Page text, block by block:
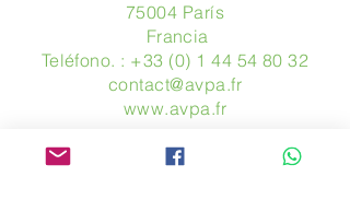
75004 París
​ Francia
Teléfono. : +33 (0) 1 44 54 80 32
contact@avpa.fr
www.avpa.fr